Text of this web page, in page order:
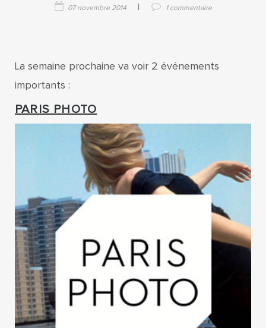
07 novembre 2014 1 commentaire
La semaine prochaine va voir 2 événements
importants :
PARIS PHOTO